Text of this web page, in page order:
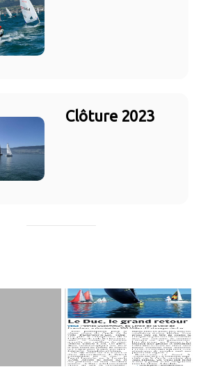
Clôture 2023